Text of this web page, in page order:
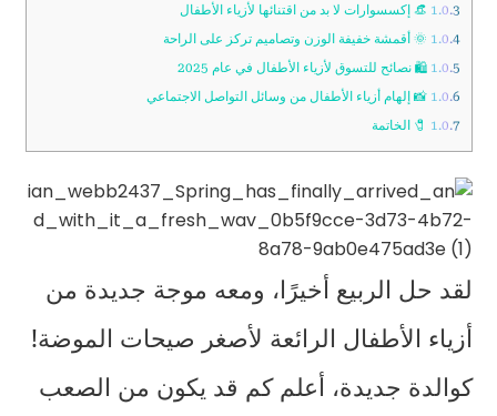
1.0.3 👒 إكسسوارات لا بد من اقتنائها لأزياء الأطفال
1.0.4 🌞 أقمشة خفيفة الوزن وتصاميم تركز على الراحة
1.0.5 🛍️ نصائح للتسوق لأزياء الأطفال في عام 2025
1.0.6 📸 إلهام أزياء الأطفال من وسائل التواصل الاجتماعي
1.0.7 🧷 الخاتمة
لقد حل الربيع أخيرًا، ومعه موجة جديدة من
أزياء الأطفال الرائعة لأصغر صيحات الموضة!
كوالدة جديدة، أعلم كم قد يكون من الصعب